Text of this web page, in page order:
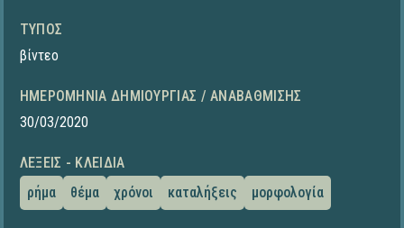
ΤΎΠΟΣ
βίντεο
ΗΜΕΡΟΜΗΝΊΑ ΔΗΜΙΟΥΡΓΊΑΣ / ΑΝΑΒΆΘΜΙΣΗΣ
30/03/2020
ΛΈΞΕΙΣ - ΚΛΕΙΔΙΆ
ρήμα
θέμα χρόνοι καταλήξεις μορφολογία